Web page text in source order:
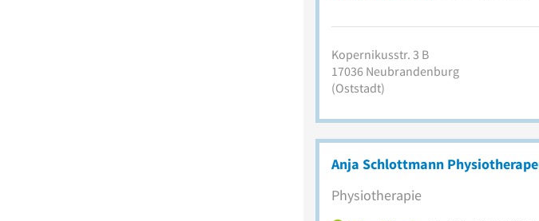
Kopernikusstr. 3 B
17036 Neubrandenburg
(Oststadt)
Anja Schlottmann
Physiotherapie